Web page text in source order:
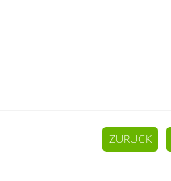
ZURÜCK